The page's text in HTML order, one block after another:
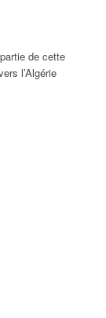
de cette
l’Algérie